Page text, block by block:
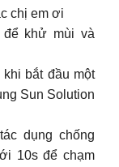
chị em ơi
để khử mùi và
bắt đầu một
Sun Solution
dụng chống
10s để chạm